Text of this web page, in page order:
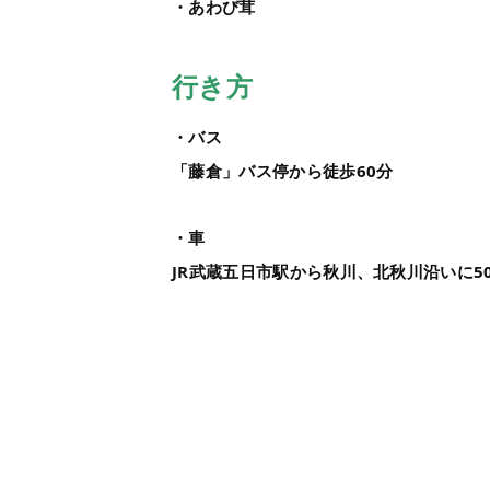
・あわび茸
行き方
・バス
「藤倉」バス停から徒歩60分
・車
JR武蔵五日市駅から秋川、北秋川沿いに